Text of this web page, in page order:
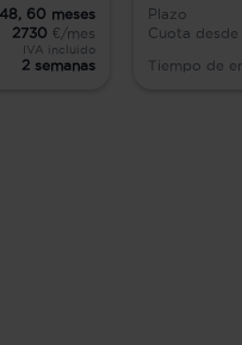
48, 60 meses
2730 €/mes
IVA incluido
2 semanas
Plazo
Cuota desde
Tiempo de